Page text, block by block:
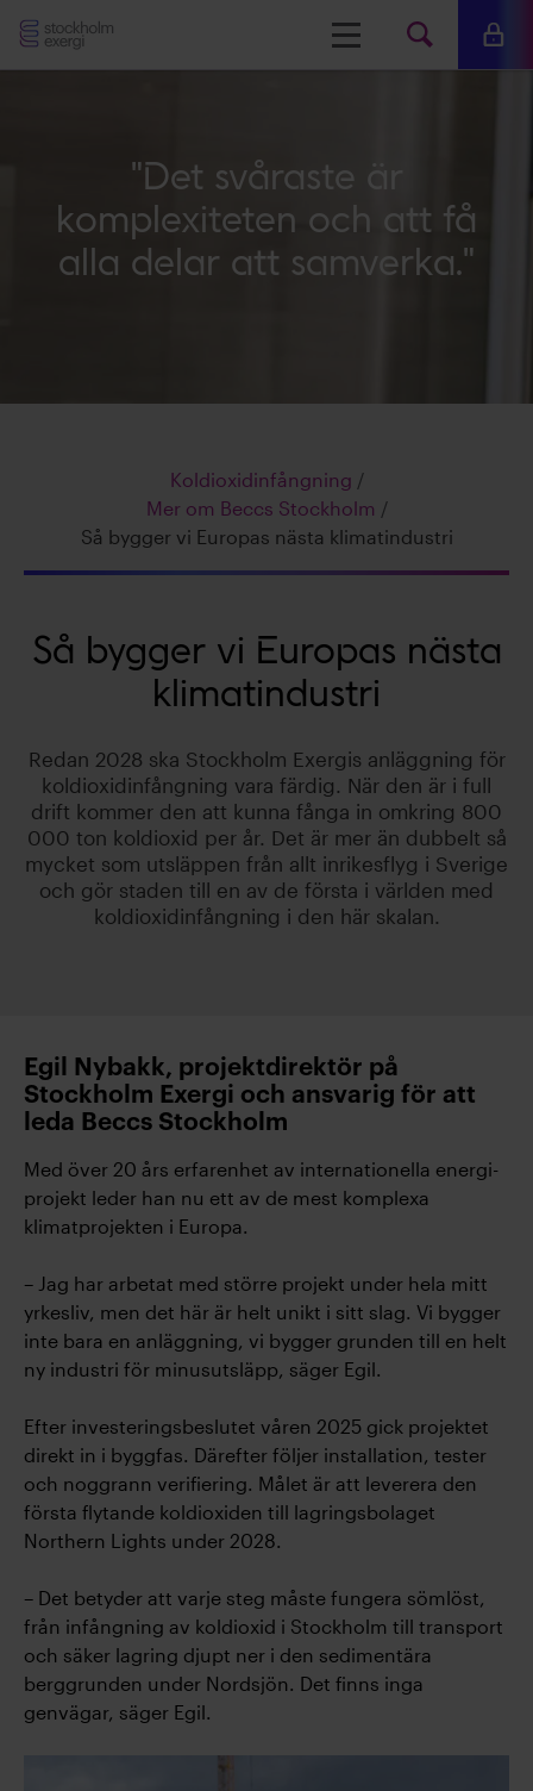
Stockholm
Meny Sök Mina
"Det svåraste är
komplexiteten och att få
alla delar att samverka."
Koldioxidinfångning /
Mer om Beccs Stockholm /
Så bygger vi Europas nästa klimatindustri
Så bygger vi Europas nästa
klimatindustri
Redan 2028 ska Stockholm Exergis anläggning för
koldioxidinfångning vara färdig. När den är i full
drift kommer den att kunna fånga in omkring 800
000 ton koldioxid per år. Det är mer än dubbelt så
mycket som utsläppen från allt inrikesflyg i Sverige
och gör staden till en av de första i världen med
koldioxidinfångning i den här skalan.
Egil Nybakk, projektdirektör på
Stockholm Exergi och ansvarig för att
leda Beccs Stockholm
Med över 20 års erfarenhet av internationella energi-
projekt leder han nu ett av de mest komplexa
klimatprojekten i Europa.
– Jag har arbetat med större projekt under hela mitt
yrkesliv, men det här är helt unikt i sitt slag. Vi bygger
inte bara en anläggning, vi bygger grunden till en helt
ny industri för minusutsläpp, säger Egil.
Efter investeringsbeslutet våren 2025 gick projektet
direkt in i byggfas. Därefter följer installation, tester
och noggrann verifiering. Målet är att leverera den
första flytande koldioxiden till lagringsbolaget
Northern Lights under 2028.
– Det betyder att varje steg måste fungera sömlöst,
från infångning av koldioxid i Stockholm till transport
och säker lagring djupt ner i den sedimentära
berggrunden under Nordsjön. Det finns inga
genvägar, säger Egil.